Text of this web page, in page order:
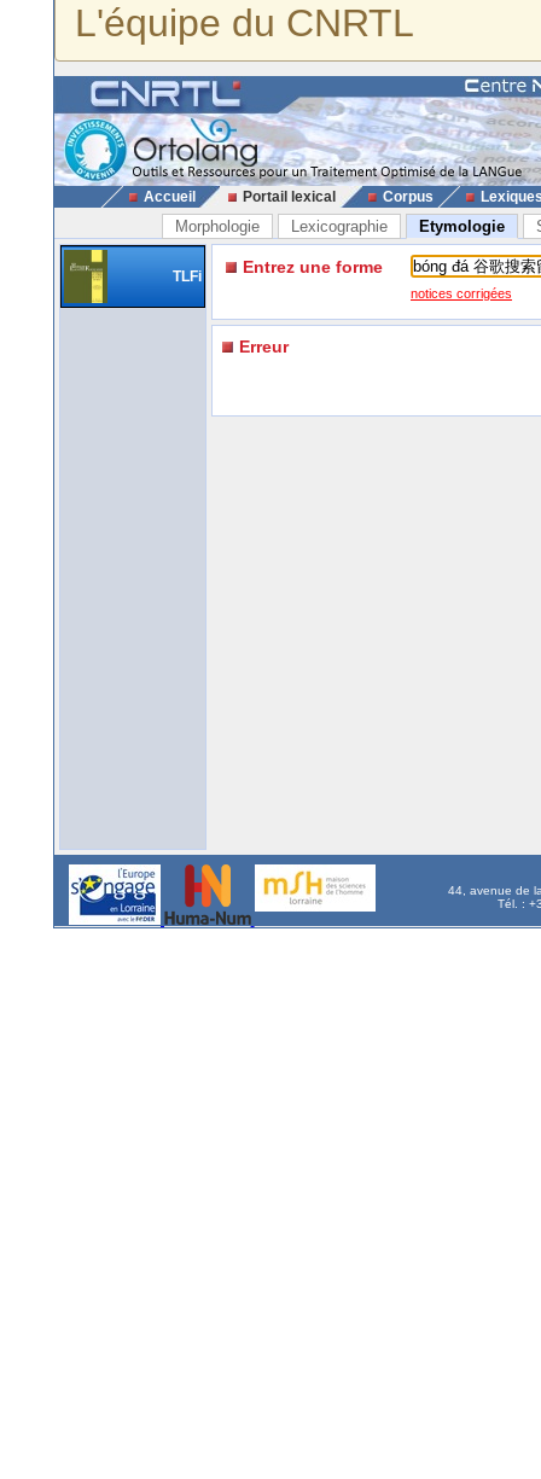
L'équipe du CNRTL
Accueil Portail lexical Corpus
Morphologie Lexicographie Etymologie
TLFi Entrez une forme
notices corrigées
Erreur
44, avenue de
Tél. :